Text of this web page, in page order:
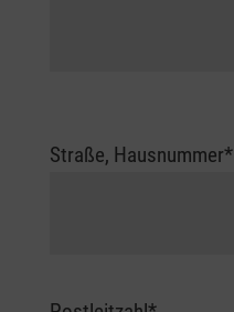
Adresse
Straße, Hausnummer*